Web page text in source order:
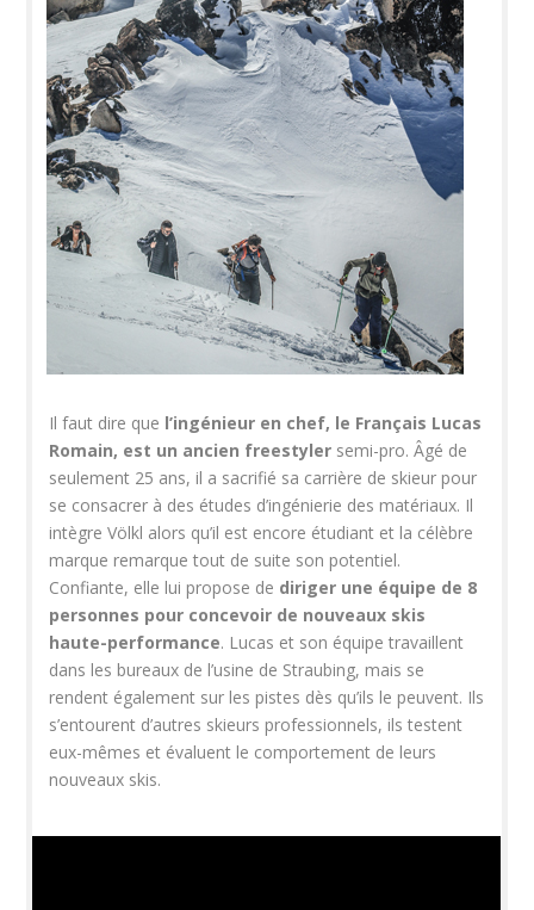
Il faut dire que l’ingénieur en chef, le Français Lucas
Romain, est un ancien freestyler semi-pro. Âgé de
seulement 25 ans, il a sacrifié sa carrière de skieur pour
se consacrer à des études d’ingénierie des matériaux. Il
intègre Völkl alors qu’il est encore étudiant et la célèbre
marque remarque tout de suite son potentiel.
Confiante, elle lui propose de diriger une équipe de 8
personnes pour concevoir de nouveaux skis
haute-performance. Lucas et son équipe travaillent
dans les bureaux de l’usine de Straubing, mais se
rendent également sur les pistes dès qu’ils le peuvent. Ils
s’entourent d’autres skieurs professionnels, ils testent
eux-mêmes et évaluent le comportement de leurs
nouveaux skis.